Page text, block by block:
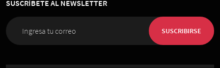
01 de Diciembre 2026, 08:00 horas
Espacio Riesco
SUSCRÍBETE AL NEWSLETTER
SUSCRIBIRSE